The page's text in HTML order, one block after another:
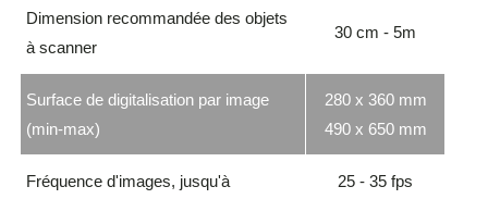
Dimension recommandée des objets
à scanner
30 cm - 5m
Surface de digitalisation par image
(min-max)
280 x 360 mm
490 x 650 mm
Fréquence d'images, jusqu'à 25 - 35 fps